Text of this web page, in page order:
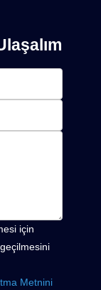
için
Metnini